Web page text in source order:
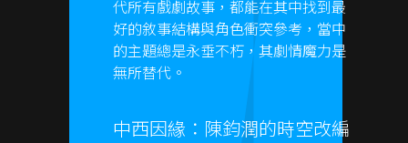
代所有戲劇故事，都能在其中找到最
好的敘事結構與角色衝突參考，當中
的主題總是永垂不朽，其劇情魔力是
無所替代。
中西因緣：陳鈞潤的時空改編